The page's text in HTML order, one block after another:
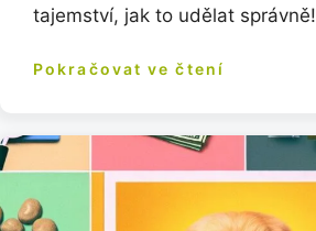
tajemství, jak to udělat správně!
Pokračovat ve čtení